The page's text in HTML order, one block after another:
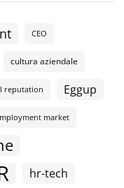
CEO
cultura aziendale
reputation Eggup
market
hr-tech